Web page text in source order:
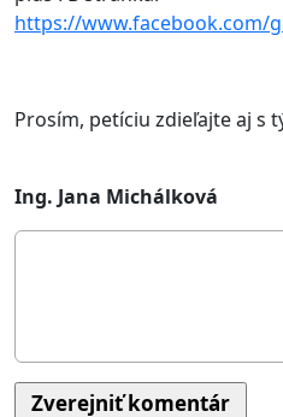
https://www.facebook.com/
Prosím, petíciu zdieľajte aj s
Ing. Jana Michálková